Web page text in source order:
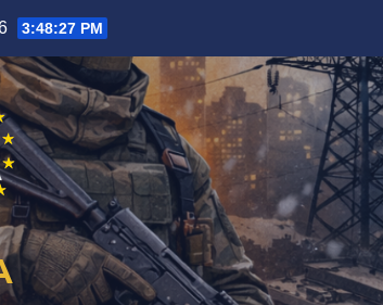
3:48:29 PM